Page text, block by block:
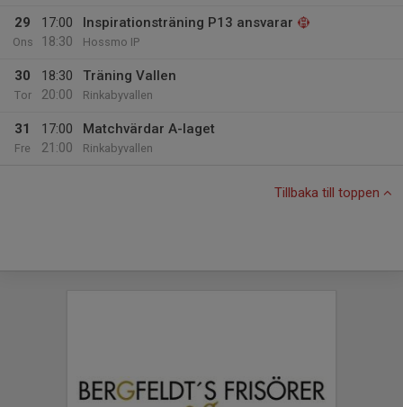
29
Ons
17:00
18:30
Inspirationsträning P13 ansvarar
Hossmo IP
30
Tor
18:30
20:00
Träning Vallen
Rinkabyvallen
31
Fre
17:00
21:00
Matchvärdar A-laget
Rinkabyvallen
Tillbaka till toppen